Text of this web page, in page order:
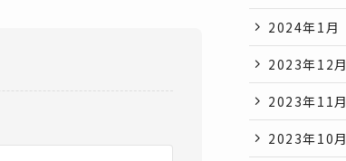
2024年1月
2023年12月
2023年11月
2023年10月